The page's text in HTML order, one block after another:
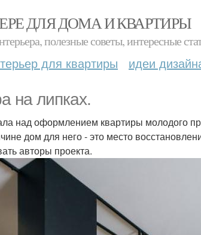
ДЛЯ ДОМА И КВАРТИРЫ
полезные советы, интересные
для квартиры идеи
на липках.
над оформлением квартиры молодого
дом для него - это место
авторы проекта.